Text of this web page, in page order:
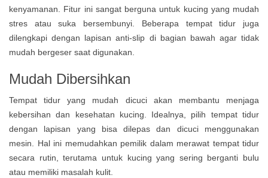
kenyamanan. Fitur ini sangat berguna untuk kucing yang mudah
stres atau suka bersembunyi. Beberapa tempat tidur juga
dilengkapi dengan lapisan anti-slip di bagian bawah agar tidak
mudah bergeser saat digunakan.
Mudah Dibersihkan
Tempat tidur yang mudah dicuci akan membantu menjaga
kebersihan dan kesehatan kucing. Idealnya, pilih tempat tidur
dengan lapisan yang bisa dilepas dan dicuci menggunakan
mesin. Hal ini memudahkan pemilik dalam merawat tempat tidur
secara rutin, terutama untuk kucing yang sering berganti bulu
atau memiliki masalah kulit.